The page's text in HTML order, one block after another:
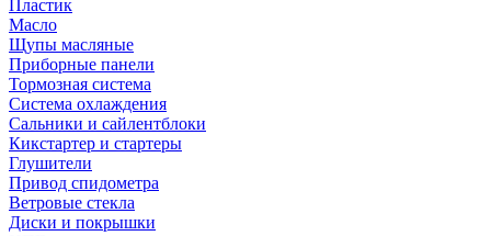
Пластик
Масло
Щупы масляные
Приборные панели
Тормозная система
Система охлаждения
Сальники и сайлентблоки
Кикстартер и стартеры
Глушители
Привод спидометра
Ветровые стекла
Диски и покрышки